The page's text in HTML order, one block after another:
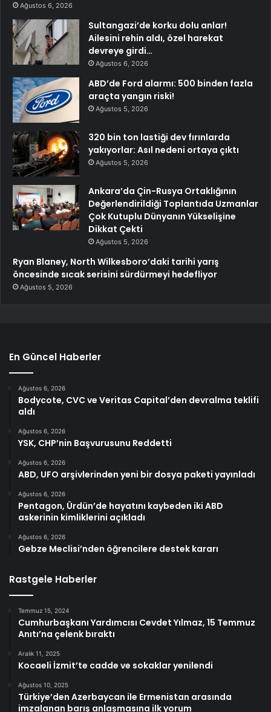
Ağustos 6, 2026
Sultangazi’de korku dolu anlar!
Ailesini rehin aldı, özel harekat
devreye girdi…
Ağustos 6, 2026
ABD’de Ford alarmı: 500 binden fazla
araçta yangın riski!
Ağustos 5, 2026
320 bin ton lastiği dev fırınlarda
yakıyorlar: Asıl nedeni ortaya çıktı
Ağustos 5, 2026
Ankara’da Çin-Rusya Ortaklığının
Değerlendirildiği Toplantıda Uzmanlar
Çok Kutuplu Dünyanın Yükselişine
Dikkat Çekti
Ağustos 5, 2026
Ryan Blaney, North Wilkesboro’daki tarihi yarış
öncesinde sıcak serisini sürdürmeyi hedefliyor
Ağustos 5, 2026
En Güncel Haberler
Ağustos 6, 2026
Bodycote, CVC ve Veritas Capital’den devralma teklifi
aldı
Ağustos 6, 2026
YSK, CHP’nin Başvurusunu Reddetti
Ağustos 6, 2026
ABD, UFO arşivlerinden yeni bir dosya paketi yayınladı
Ağustos 6, 2026
Pentagon, Ürdün’de hayatını kaybeden iki ABD
askerinin kimliklerini açıkladı
Ağustos 6, 2026
Gebze Meclisi’nden öğrencilere destek kararı
Rastgele Haberler
Temmuz 15, 2024
Cumhurbaşkanı Yardımcısı Cevdet Yılmaz, 15 Temmuz
Anıtı’na çelenk bıraktı
Aralık 11, 2025
Kocaeli İzmit’te cadde ve sokaklar yenilendi
Ağustos 10, 2025
Türkiye’den Azerbaycan ile Ermenistan arasında
imzalanan barış anlaşmasına ilk yorum